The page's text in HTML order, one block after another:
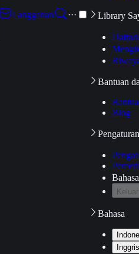
Langganan
··· Library
Bantuan
Blog
Pengaturan
Bahasa
Bahasa
Inggris